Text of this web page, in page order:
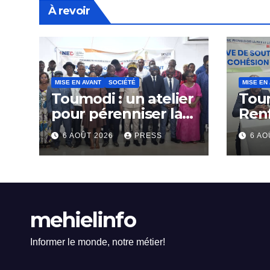
À revoir
MISE EN AVANT SOCIÉTÉ
Toumodi : un atelier
pour pérenniser la
lutte anti-tabac
6 AOÛT 2026 PRESS
MISE EN
6
mehielinfo
Informer le monde, notre métier!